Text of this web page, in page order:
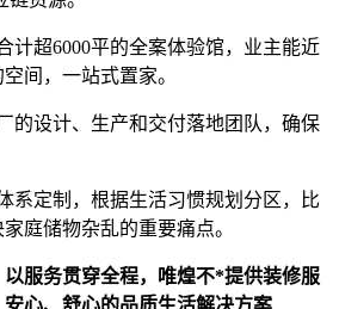
计超6000平的全案体验馆，业主能近
间，一站式置家。
的设计、生产和交付落地团队，确保
系定制，根据生活习惯规划分区，比
庭储物杂乱的重要痛点。
服务贯穿全程，唯煌不*提供装修服
心、舒心的品质生活解决方案